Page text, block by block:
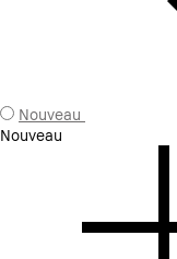
Nouveau
Nouveau